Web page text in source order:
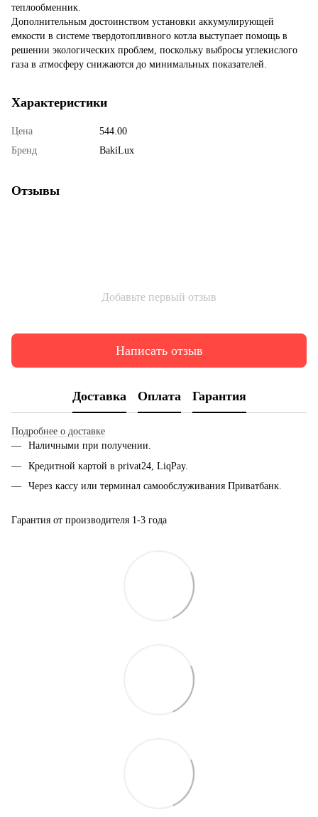
теплообменник.
Дополнительным достоинством установки аккумулирующей
емкости в системе твердотопливного котла выступает помощь в
решении экологических проблем, поскольку выбросы углекислого
газа в атмосферу снижаются до минимальных показателей.
Характеристики
Цена
544.00
Бренд
BakiLux
Отзывы
Добавьте первый отзыв
Написать отзыв
Доставка Оплата Гарантия
Подробнее о доставке
Наличными при получении.
Кредитной картой в privat24, LiqPay.
Через кассу или терминал самообслуживания Приватбанк.
Гарантия от производителя 1-3 года